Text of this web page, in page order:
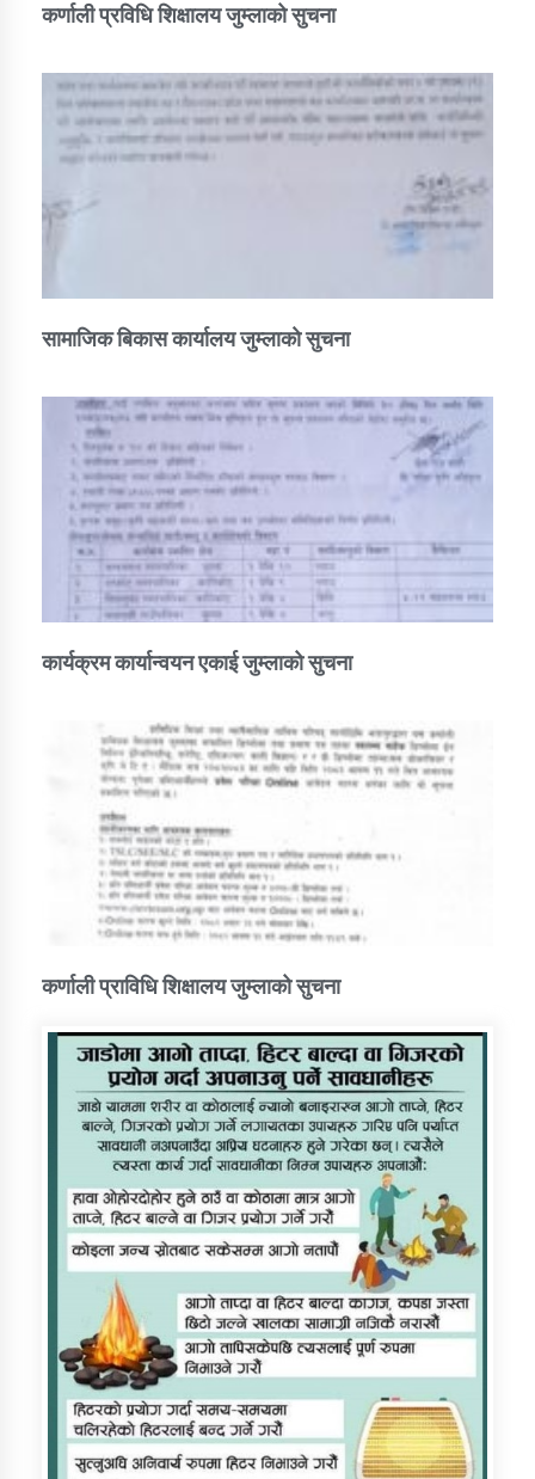
कर्णाली प्रविधि शिक्षालय जुम्लाको सुचना
सामाजिक बिकास कार्यालय जुम्लाकाे सुचना
कार्यक्रम कार्यान्वयन एकाई जुम्लाको सुचना
कर्णाली प्राविधि शिक्षालय जुम्लाको सुचना